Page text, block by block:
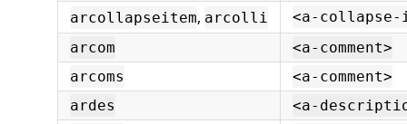
arcollapseitem, arcolli
<a-collapse-
arcom
<a-comment>
arcoms
<a-comment>
ardes
<a-